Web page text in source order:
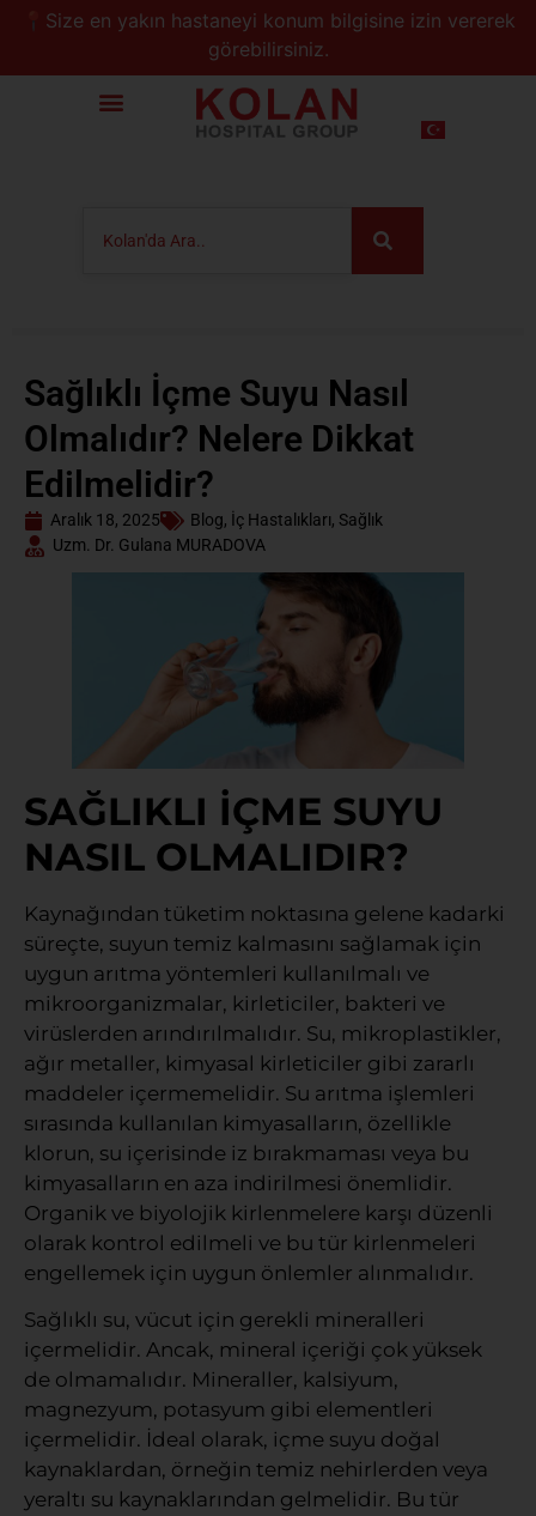
📍Size en yakın hastaneyi konum bilgisine izin vererek
görebilirsiniz.
Sağlıklı İçme Suyu Nasıl
Olmalıdır? Nelere Dikkat
Edilmelidir?
Aralık 18, 2025 Blog, İç Hastalıkları, Sağlık
Uzm. Dr. Gulana MURADOVA
SAĞLIKLI İÇME SUYU
NASIL OLMALIDIR?
Kaynağından tüketim noktasına gelene kadarki
süreçte, suyun temiz kalmasını sağlamak için
uygun arıtma yöntemleri kullanılmalı ve
mikroorganizmalar, kirleticiler, bakteri ve
virüslerden arındırılmalıdır. Su, mikroplastikler,
ağır metaller, kimyasal kirleticiler gibi zararlı
maddeler içermemelidir. Su arıtma işlemleri
sırasında kullanılan kimyasalların, özellikle
klorun, su içerisinde iz bırakmaması veya bu
kimyasalların en aza indirilmesi önemlidir.
Organik ve biyolojik kirlenmelere karşı düzenli
olarak kontrol edilmeli ve bu tür kirlenmeleri
engellemek için uygun önlemler alınmalıdır.
Sağlıklı su, vücut için gerekli mineralleri
içermelidir. Ancak, mineral içeriği çok yüksek
de olmamalıdır. Mineraller, kalsiyum,
magnezyum, potasyum gibi elementleri
içermelidir. İdeal olarak, içme suyu doğal
kaynaklardan, örneğin temiz nehirlerden veya
yeraltı su kaynaklarından gelmelidir. Bu tür